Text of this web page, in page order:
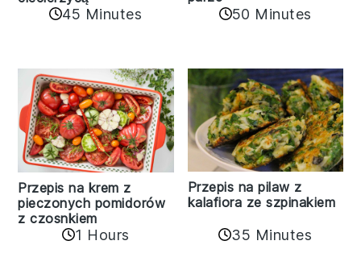
45 Minutes 50 Minutes
Przepis na krem z
pieczonych pomidorów
z czosnkiem
1 Hours
Przepis na pilaw z
kalafiora ze szpinakiem
35 Minutes